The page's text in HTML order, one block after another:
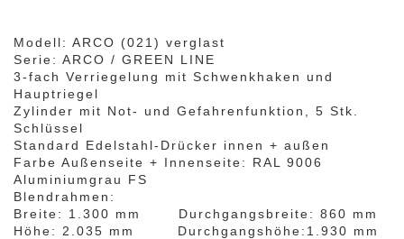
Modell: ARCO (021) verglast
Serie: ARCO / GREEN LINE
3-fach Verriegelung mit Schwenkhaken und
Hauptriegel
Zylinder mit Not- und Gefahrenfunktion, 5 Stk.
Schlüssel
Standard Edelstahl-Drücker innen + außen
Farbe Außenseite + Innenseite: RAL 9006
Aluminiumgrau FS
Blendrahmen:
Breite: 1.300 mm Durchgangsbreite: 860 mm
Höhe: 2.035 mm Durchgangshöhe:1.930 mm